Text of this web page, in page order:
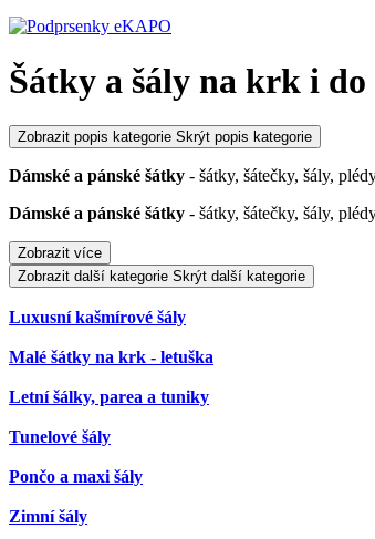
Šátky a šály na krk i do
Zobrazit popis kategorie Skrýt popis kategorie
Dámské a pánské šátky - šátky, šátečky, šály,
Dámské a pánské šátky - šátky, šátečky, šály,
Zobrazit více
Zobrazit další kategorie Skrýt další kategorie
Luxusní kašmírové šály
Malé šátky na krk - letuška
Letní šálky, parea a tuniky
Tunelové šály
Pončo a maxi šály
Zimní šály